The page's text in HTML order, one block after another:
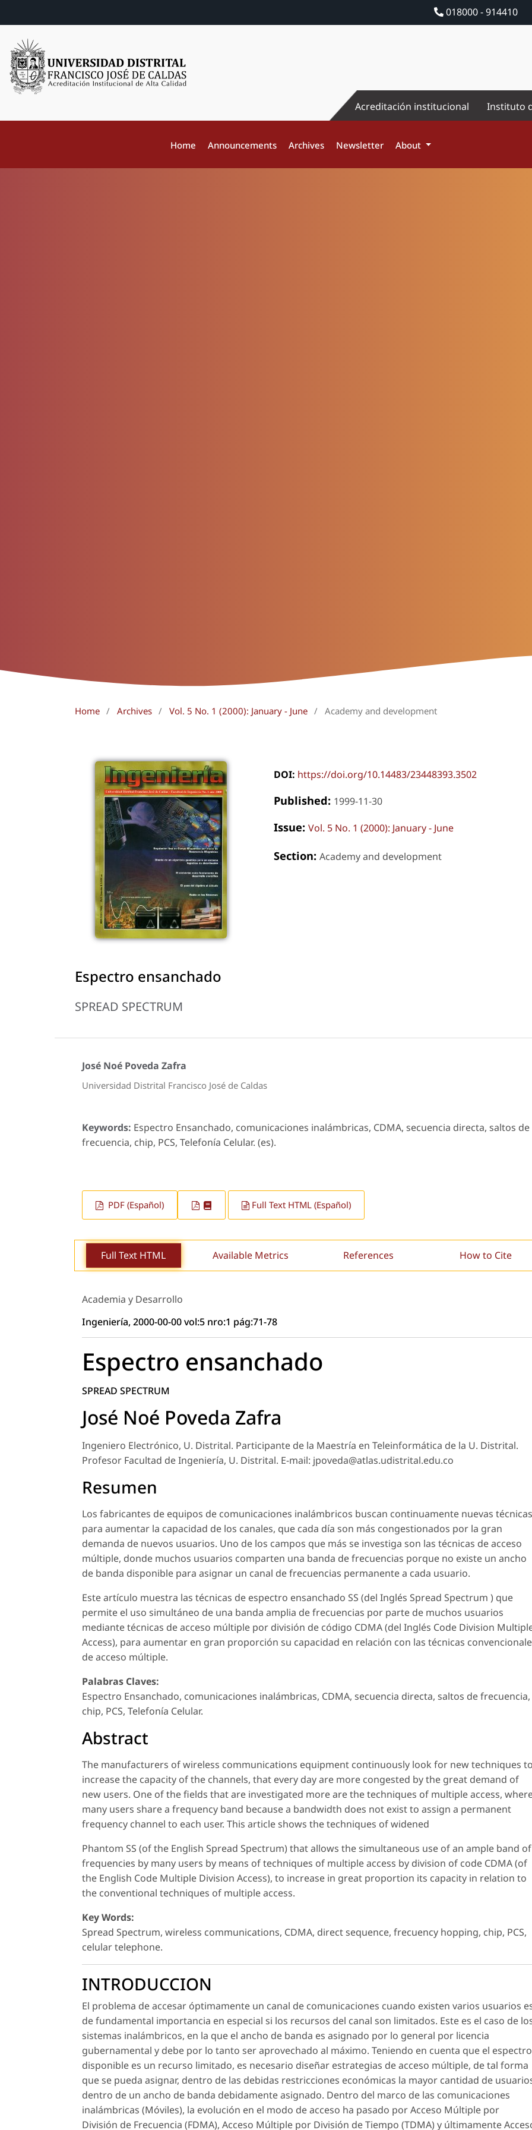
018000 - 914410
Acreditación institucional Instituto
Home Announcements Archives Newsletter About
Home / Archives / Vol. 5 No. 1 (2000): January - June / Academy and development
DOI: https://doi.org/10.14483/23448393.3502
Published: 1999-11-30
Issue: Vol. 5 No. 1 (2000): January - June
Section: Academy and development
Espectro ensanchado
SPREAD SPECTRUM
José Noé Poveda Zafra
Universidad Distrital Francisco José de Caldas
Keywords: Espectro Ensanchado, comunicaciones inalámbricas, CDMA, secuencia directa, saltos de
frecuencia, chip, PCS, Telefonía Celular. (es).
PDF (Español) Full Text HTML (Español)
Full Text HTML Available Metrics References How to Cite
Academia y Desarrollo
Ingeniería, 2000-00-00 vol:5 nro:1 pág:71-78
Espectro ensanchado
SPREAD SPECTRUM
José Noé Poveda Zafra
Ingeniero Electrónico, U. Distrital. Participante de la Maestría en Teleinformática de la U. Distrital.
Profesor Facultad de Ingeniería, U. Distrital. E-mail: jpoveda@atlas.udistrital.edu.co
Resumen
Los fabricantes de equipos de comunicaciones inalámbricos buscan continuamente nuevas técnicas
para aumentar la capacidad de los canales, que cada día son más congestionados por la gran
demanda de nuevos usuarios. Uno de los campos que más se investiga son las técnicas de acceso
múltiple, donde muchos usuarios comparten una banda de frecuencias porque no existe un ancho
de banda disponible para asignar un canal de frecuencias permanente a cada usuario.
Este artículo muestra las técnicas de espectro ensanchado SS (del Inglés Spread Spectrum ) que
permite el uso simultáneo de una banda amplia de frecuencias por parte de muchos usuarios
mediante técnicas de acceso múltiple por división de código CDMA (del Inglés Code Division
Access), para aumentar en gran proporción su capacidad en relación con las técnicas
de acceso múltiple.
Palabras Claves:
Espectro Ensanchado, comunicaciones inalámbricas, CDMA, secuencia directa, saltos de frecuencia,
chip, PCS, Telefonía Celular.
Abstract
The manufacturers of wireless communications equipment continuously look for new techniques
increase the capacity of the channels, that every day are more congested by the great demand of
new users. One of the fields that are investigated more are the techniques of multiple access,
many users share a frequency band because a bandwidth does not exist to assign a permanent
frequency channel to each user. This article shows the techniques of widened
Phantom SS (of the English Spread Spectrum) that allows the simultaneous use of an ample band of
frequencies by many users by means of techniques of multiple access by division of code CDMA (of
the English Code Multiple Division Access), to increase in great proportion its capacity in relation to
the conventional techniques of multiple access.
Key Words:
Spread Spectrum, wireless communications, CDMA, direct sequence, frecuency hopping, chip, PCS,
celular telephone.
INTRODUCCION
El problema de accesar óptimamente un canal de comunicaciones cuando existen varios usuarios
de fundamental importancia en especial si los recursos del canal son limitados. Este es el caso de
sistemas inalámbricos, en la que el ancho de banda es asignado por lo general por licencia
gubernamental y debe por lo tanto ser aprovechado al máximo. Teniendo en cuenta que el espectro
disponible es un recurso limitado, es necesario diseñar estrategias de acceso múltiple, de tal forma
que se pueda asignar, dentro de las debidas restricciones económicas la mayor cantidad de
dentro de un ancho de banda debidamente asignado. Dentro del marco de las comunicaciones
inalámbricas (Móviles), la evolución en el modo de acceso ha pasado por Acceso Múltiple por
División de Frecuencia (FDMA), Acceso Múltiple por División de Tiempo (TDMA) y últimamente